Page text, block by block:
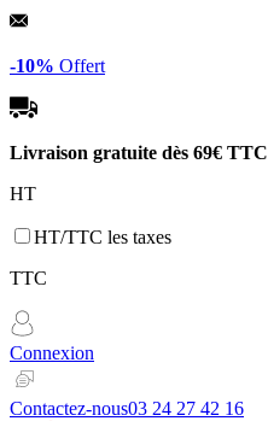
Panneau de gestion des cookies
-10% Offert
Livraison gratuite dès 69€ TTC
HT
HT/TTC les taxes
TTC
Connexion
Contactez-nous03 24 27 42 16